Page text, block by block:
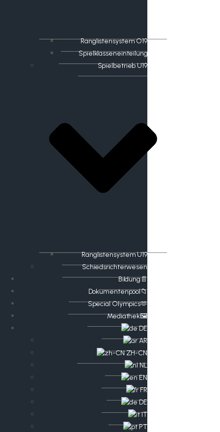
Ranglistensystem O19
Spielklasseneinteilung
Spielbetrieb U19
Ranglistensystem U19
Schiedsrichterwesen
Bildung📄
Dokumentenpool📁
​​Special Olympics🫶
Mediathek🖼️​
DE
AR
ZH-CN
NL
EN
FR
DE
IT
PT